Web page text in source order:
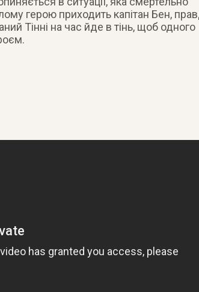
герою приходить капітан Бен,
Тінні на час йде в тінь, щоб одного